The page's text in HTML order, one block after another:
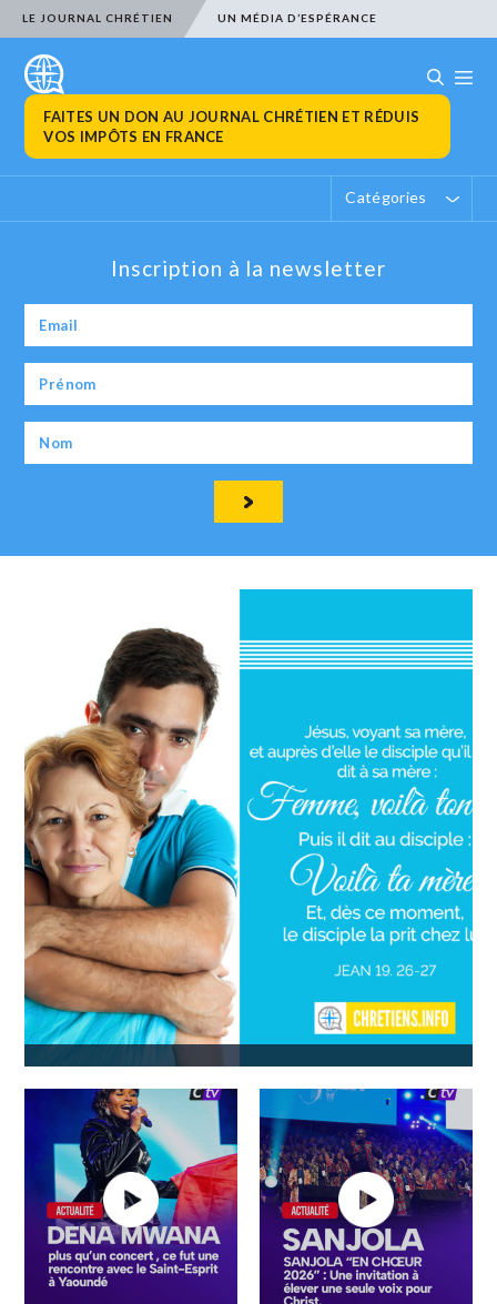
LE JOURNAL CHRÉTIEN UN MÉDIA D’ESPÉRANCE
FAITES UN DON AU JOURNAL CHRÉTIEN ET RÉDUIS
VOS IMPÔTS EN FRANCE
Catégories
Inscription à la newsletter